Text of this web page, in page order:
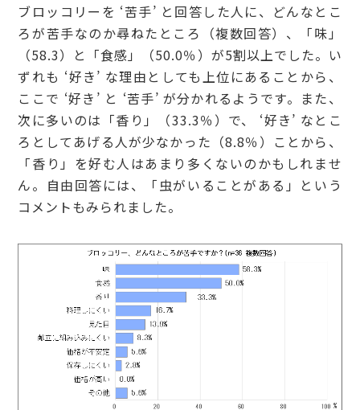
ブロッコリーを ‘苦手’ と回答した人に、どんなとこ
ろが苦手なのか尋ねたところ（複数回答）、「味」
（58.3）と「食感」（50.0％）が5割以上でした。い
ずれも ‘好き’ な理由としても上位にあることから、
ここで ‘好き’ と ‘苦手’ が分かれるようです。また、
次に多いのは「香り」（33.3％）で、 ‘好き’ なとこ
ろとしてあげる人が少なかった（8.8％）ことから、
「香り」を好む人はあまり多くないのかもしれませ
ん。自由回答には、「虫がいることがある」という
コメントもみられました。